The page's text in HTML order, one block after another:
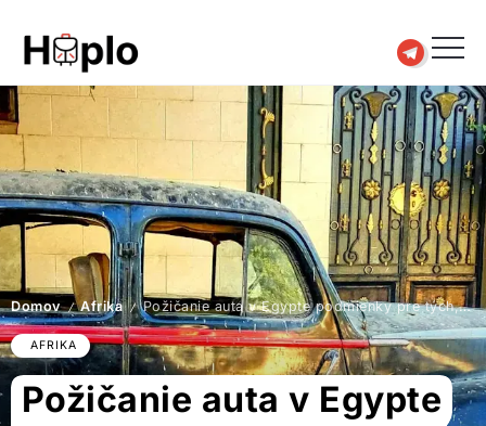
Domov / Afrika / Požičanie auta v Egypte podmienky pre tých, čo odmietajú platit stovky navyše
AFRIKA
Požičanie auta v Egypte